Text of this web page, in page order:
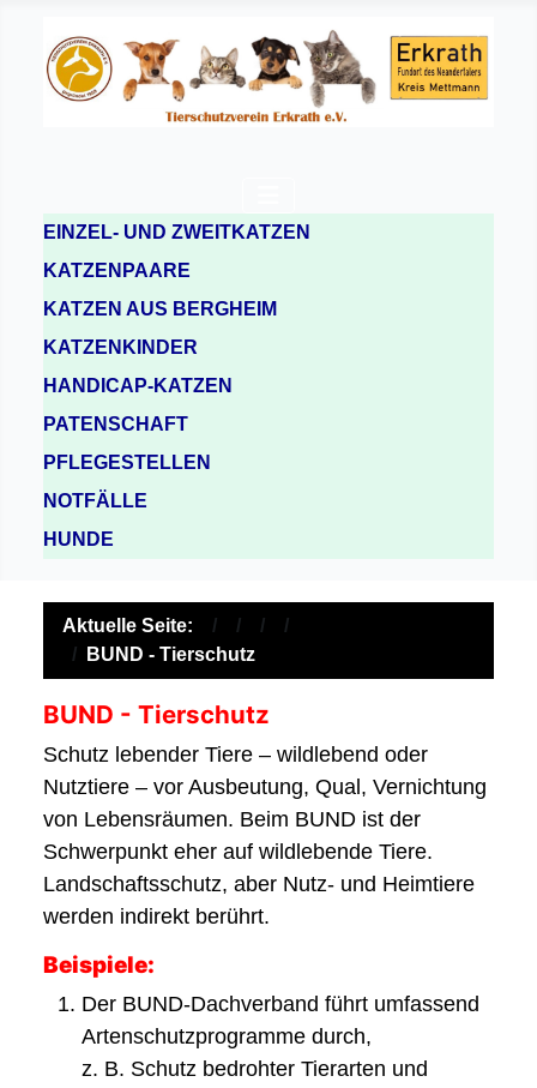
EINZEL- UND ZWEITKATZEN
KATZENPAARE
KATZEN AUS BERGHEIM
KATZENKINDER
HANDICAP-KATZEN
PATENSCHAFT
PFLEGESTELLEN
NOTFÄLLE
HUNDE
Aktuelle Seite:
BUND - Tierschutz
BUND - Tierschutz
Schutz lebender Tiere – wildlebend oder
Nutztiere – vor Ausbeutung, Qual, Vernichtung
von Lebensräumen. Beim BUND ist der
Schwerpunkt eher auf wildlebende Tiere.
Landschaftsschutz, aber Nutz- und Heimtiere
werden indirekt berührt.
Beispiele:
Der BUND-Dachverband führt umfassend
Artenschutzprogramme durch,
z. B. Schutz bedrohter Tierarten und